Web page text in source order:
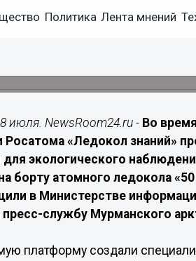
Политика Лента мнений
«Ледокол
июля. NewsRoom24.ru - Во
Росатома «Ледокол знаний»
экологического
борту атомного ледокола
в Министерстве
службу Мурманского
платформу создали